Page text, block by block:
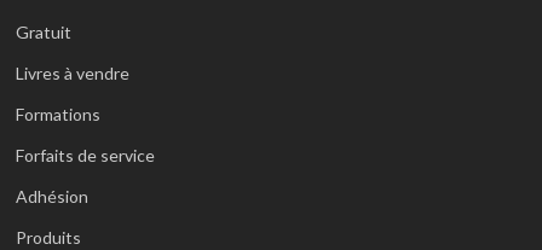
Gratuit
Livres à vendre
Formations
Forfaits de service
Adhésion
Produits